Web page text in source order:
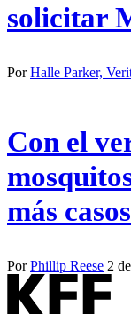
solicitar
PorHalle Parker,
Con el
más
PorPhillip Reese 2